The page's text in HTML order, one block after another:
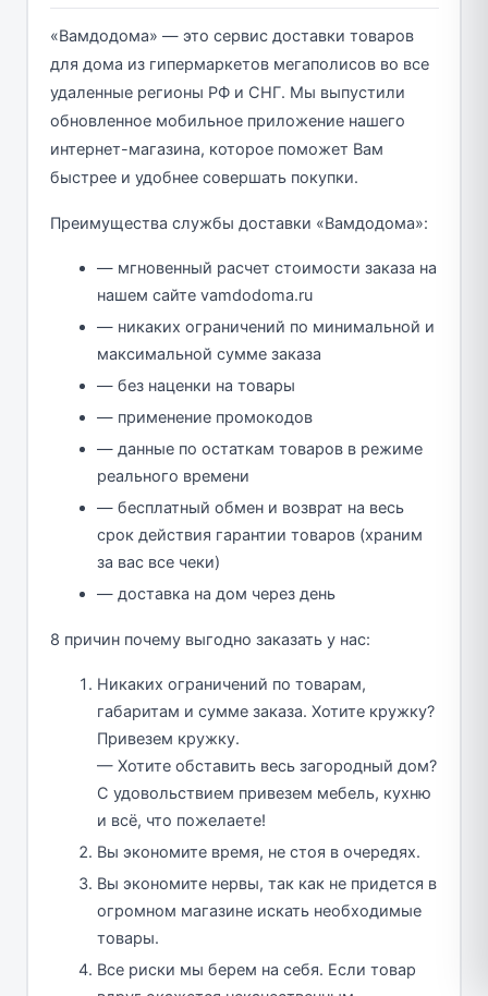
«Вамдодома» — это сервис доставки товаров
для дома из гипермаркетов мегаполисов во все
удаленные регионы РФ и СНГ. Мы выпустили
обновленное мобильное приложение нашего
интернет-магазина, которое поможет Вам
быстрее и удобнее совершать покупки.
Преимущества службы доставки «Вамдодома»:
— мгновенный расчет стоимости заказа на
нашем сайте vamdodoma.ru
— никаких ограничений по минимальной и
максимальной сумме заказа
— без наценки на товары
— применение промокодов
— данные по остаткам товаров в режиме
реального времени
— бесплатный обмен и возврат на весь
срок действия гарантии товаров (храним
за вас все чеки)
— доставка на дом через день
8 причин почему выгодно заказать у нас:
Никаких ограничений по товарам,
габаритам и сумме заказа. Хотите кружку?
Привезем кружку.
— Хотите обставить весь загородный дом?
С удовольствием привезем мебель, кухню
и всё, что пожелаете!
Вы экономите время, не стоя в очередях.
Вы экономите нервы, так как не придется в
огромном магазине искать необходимые
товары.
Все риски мы берем на себя. Если товар